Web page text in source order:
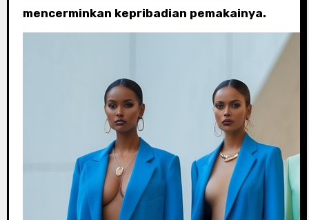
mencerminkan kepribadian pemakainya.